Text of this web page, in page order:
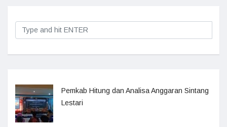
Pemkab Hitung dan Analisa Anggaran Sintang
Lestari